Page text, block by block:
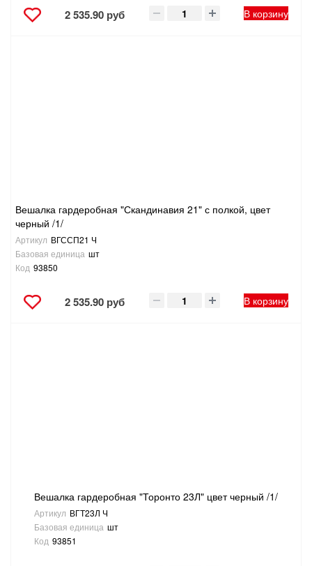
2 535.90 руб В корзину
Вешалка гардеробная "Скандинавия 21" с полкой, цвет
черный /1/
Артикул ВГССП21 Ч
Базовая единица шт
Код 93850
2 535.90 руб В корзину
Вешалка гардеробная "Торонто 23Л" цвет черный /1/
Артикул ВГТ23Л Ч
Базовая единица шт
Код 93851